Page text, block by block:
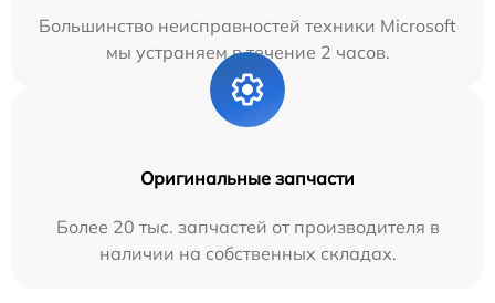
Большинство неисправностей техники Microsoft
мы устраняем в течение 2 часов.
Оригинальные запчасти
Более 20 тыс. запчастей от производителя в
наличии на собственных складах.